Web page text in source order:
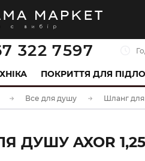
322 7597
ПОКРИТТЯ ДЛЯ
Все для душу Шланг
AXOR 1,25